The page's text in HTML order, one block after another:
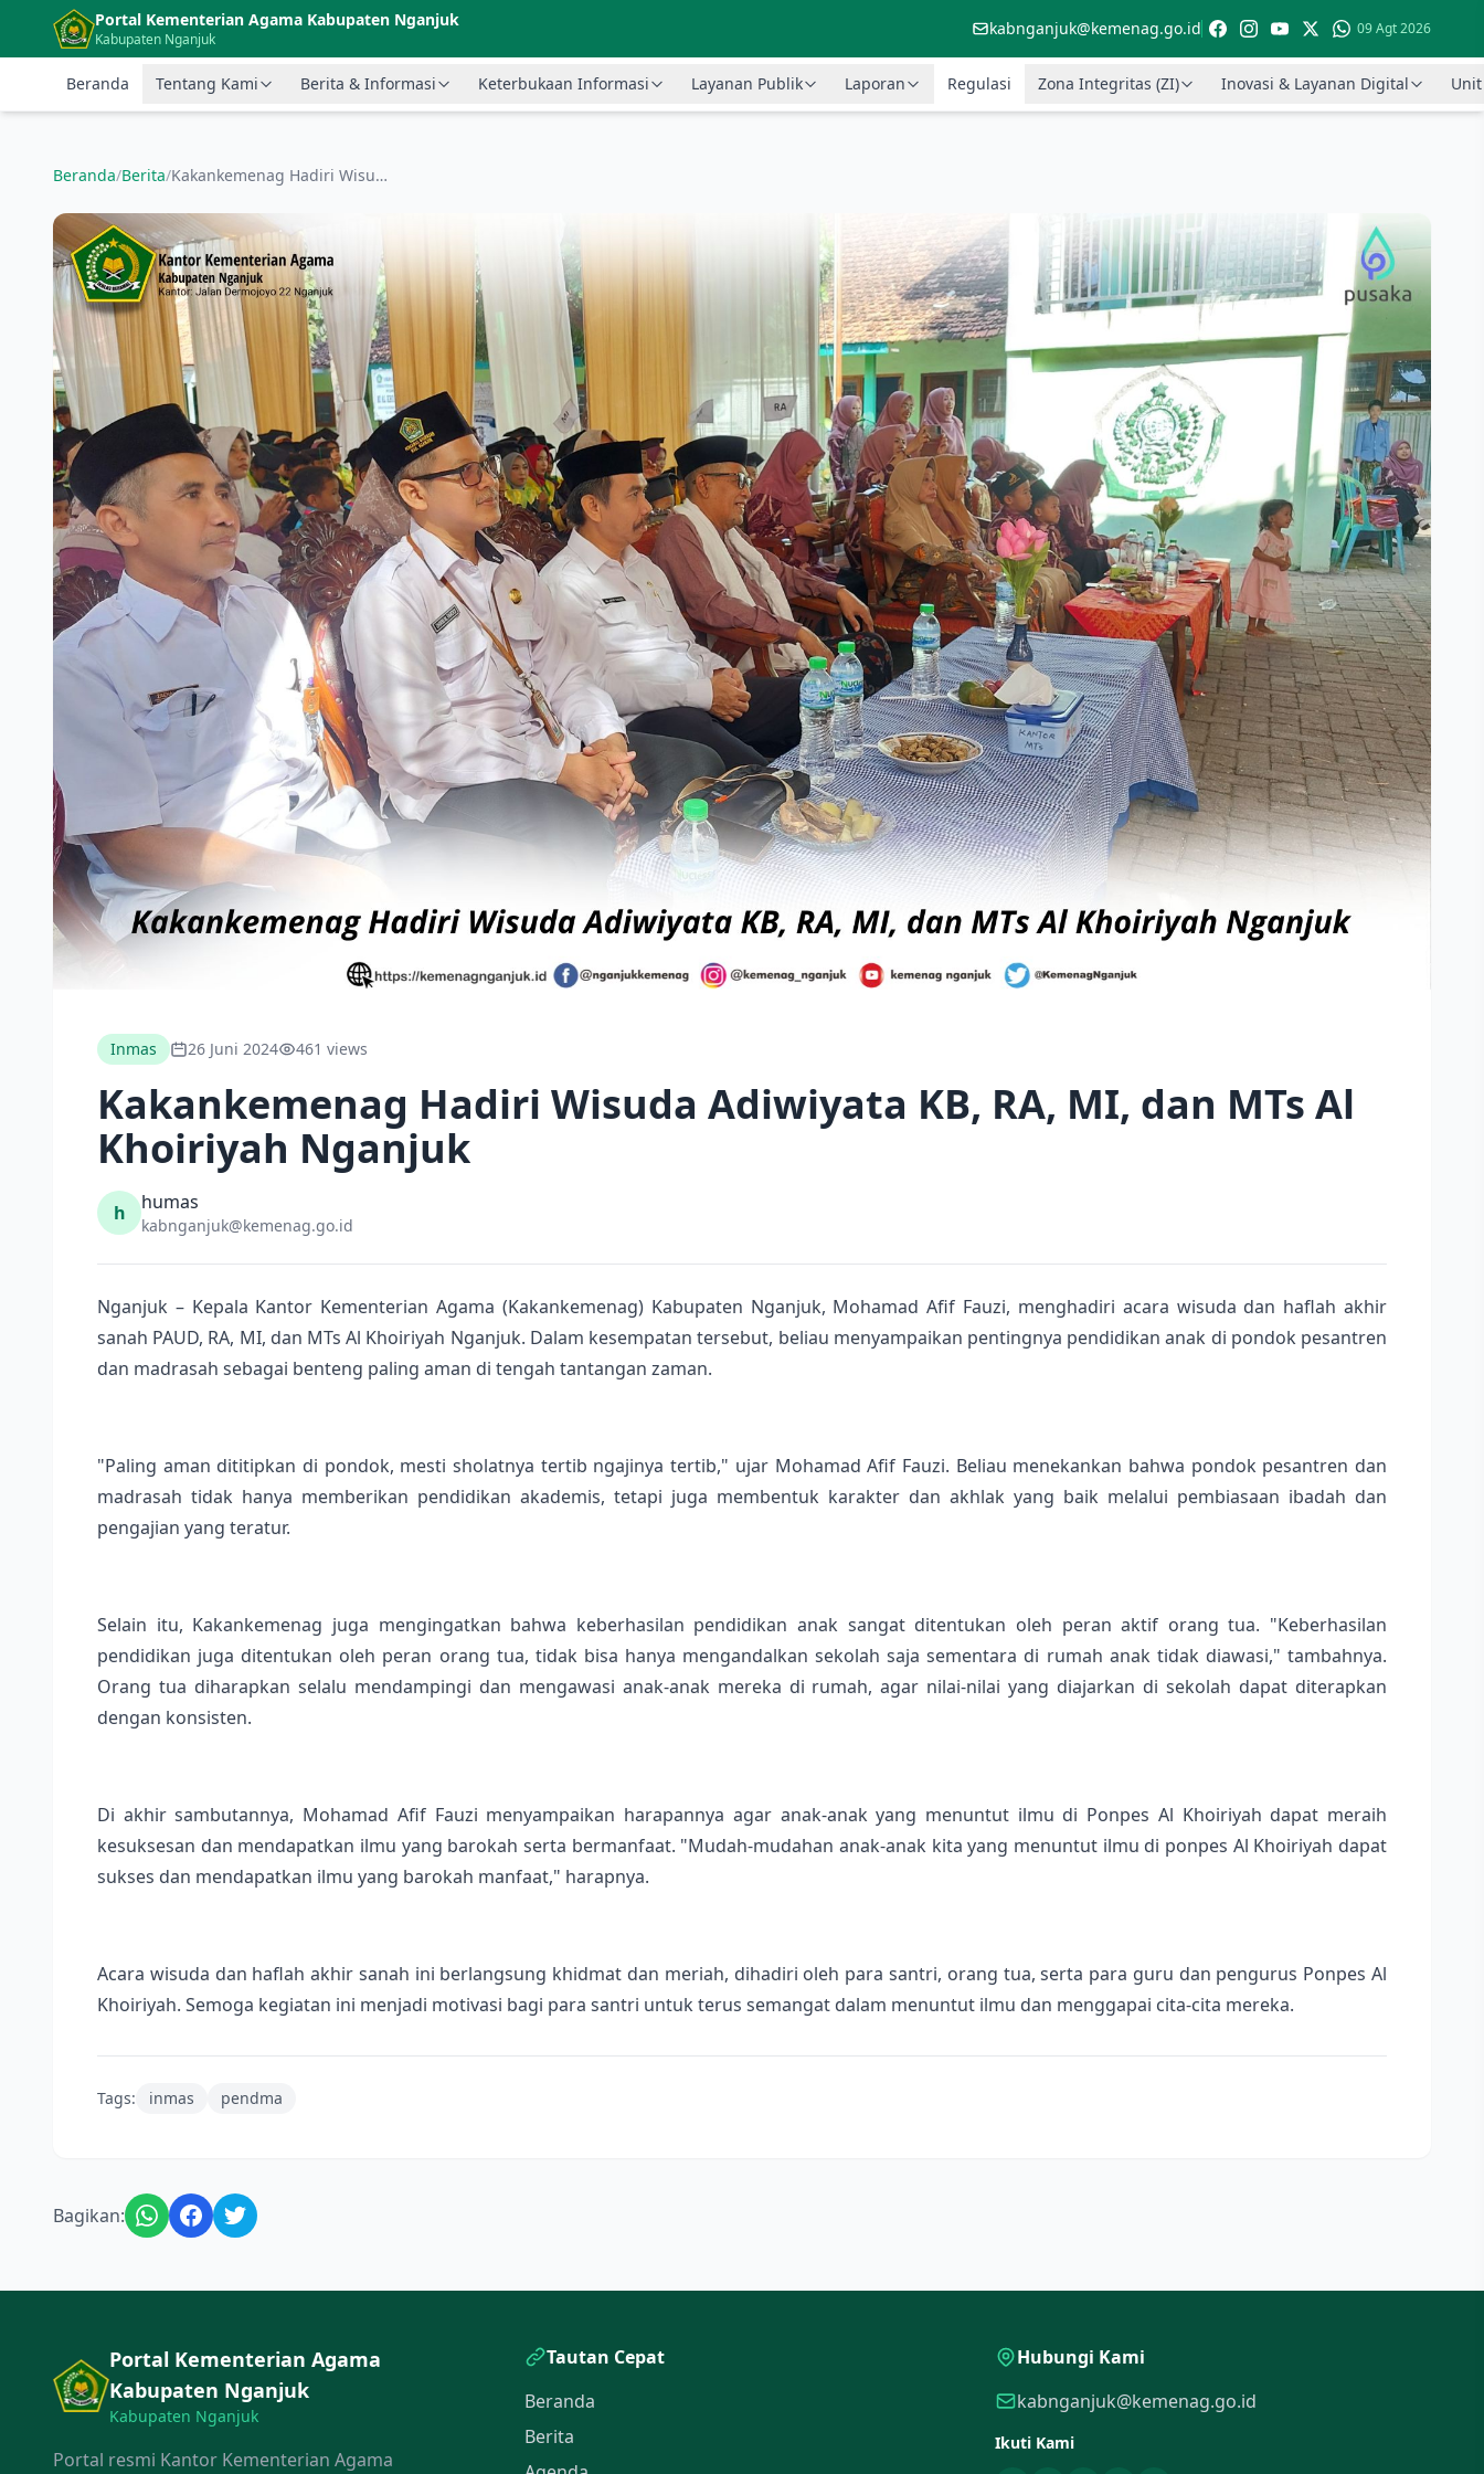
Langsung ke konten utama
Portal Kementerian Agama Kabupaten Nganjuk
Kabupaten Nganjuk
kabnganjuk@kemenag.go.id 09 Agt 2026
Beranda Tentang Kami Berita & Informasi Keterbukaan Informasi Layanan Publik Laporan Regulasi Zona Integritas (ZI) Inovasi & Layanan Digital
Beranda/Berita/ Kakankemenag Hadiri Wisuda Adiwiyata KB, RA, MI, dan MTs Al Khoiriyah Nganjuk
Inmas 26 Juni 2024 461 views
Kakankemenag Hadiri Wisuda Adiwiyata KB, RA, MI, dan MTs Al
Khoiriyah Nganjuk
h humas
kabnganjuk@kemenag.go.id
Nganjuk – Kepala Kantor Kementerian Agama (Kakankemenag) Kabupaten Nganjuk, Mohamad Afif Fauzi, menghadiri acara wisuda dan haflah akhir
sanah PAUD, RA, MI, dan MTs Al Khoiriyah Nganjuk. Dalam kesempatan tersebut, beliau menyampaikan pentingnya pendidikan anak di pondok pesantren
dan madrasah sebagai benteng paling aman di tengah tantangan zaman.
"Paling aman dititipkan di pondok, mesti sholatnya tertib ngajinya tertib," ujar Mohamad Afif Fauzi. Beliau menekankan bahwa pondok pesantren dan
madrasah tidak hanya memberikan pendidikan akademis, tetapi juga membentuk karakter dan akhlak yang baik melalui pembiasaan ibadah dan
pengajian yang teratur.
Selain itu, Kakankemenag juga mengingatkan bahwa keberhasilan pendidikan anak sangat ditentukan oleh peran aktif orang tua. "Keberhasilan
pendidikan juga ditentukan oleh peran orang tua, tidak bisa hanya mengandalkan sekolah saja sementara di rumah anak tidak diawasi," tambahnya.
Orang tua diharapkan selalu mendampingi dan mengawasi anak-anak mereka di rumah, agar nilai-nilai yang diajarkan di sekolah dapat diterapkan
dengan konsisten.
Di akhir sambutannya, Mohamad Afif Fauzi menyampaikan harapannya agar anak-anak yang menuntut ilmu di Ponpes Al Khoiriyah dapat meraih
kesuksesan dan mendapatkan ilmu yang barokah serta bermanfaat. "Mudah-mudahan anak-anak kita yang menuntut ilmu di ponpes Al Khoiriyah dapat
sukses dan mendapatkan ilmu yang barokah manfaat," harapnya.
Acara wisuda dan haflah akhir sanah ini berlangsung khidmat dan meriah, dihadiri oleh para santri, orang tua, serta para guru dan pengurus Ponpes Al
Khoiriyah. Semoga kegiatan ini menjadi motivasi bagi para santri untuk terus semangat dalam menuntut ilmu dan menggapai cita-cita mereka.
Tags: inmas pendma
Bagikan:
Portal Kementerian Agama
Kabupaten Nganjuk
Kabupaten Nganjuk
Portal resmi Kantor Kementerian Agama
Tautan Cepat
Beranda
Berita
Hubungi Kami
kabnganjuk@kemenag.go.id
Ikuti Kami